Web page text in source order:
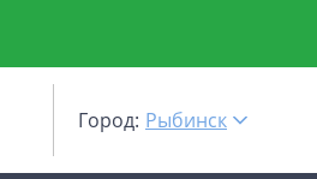
Город: Рыбинск